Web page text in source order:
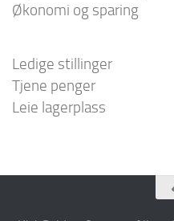
Økonomi og sparing
Ledige stillinger
Tjene penger
Leie lagerplass